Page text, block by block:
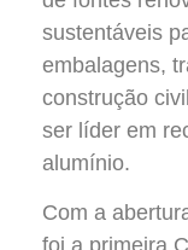
sustentáveis
embalagens,
construção
ser líder em
alumínio.
Com a